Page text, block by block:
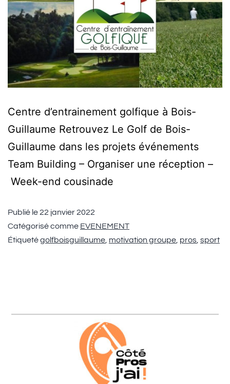
Centre d’entrainement golfique à Bois-
Guillaume Retrouvez Le Golf de Bois-
Guillaume dans les projets événements
Team Building – Organiser une réception –
Week-end cousinade
Publié le22 janvier 2022
Catégorisé comme EVENEMENT
Étiquetégolfboisguillaume motivation groupe pros sport